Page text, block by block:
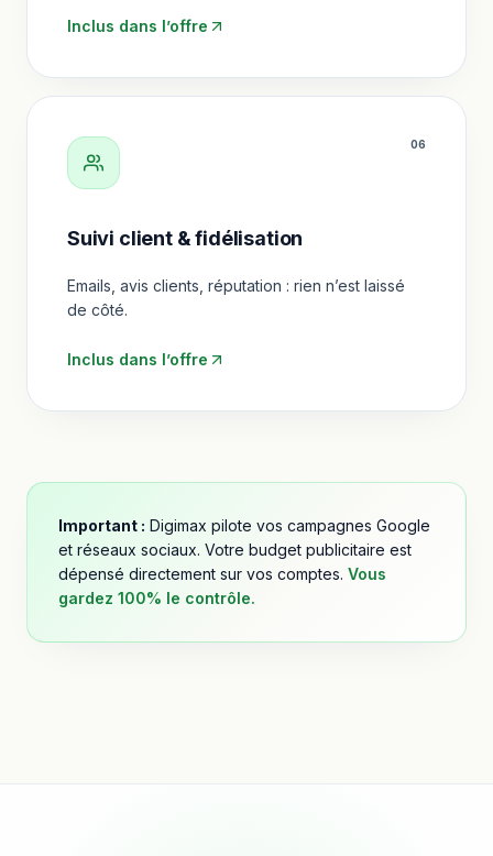
Inclus dans l’offre
06
Suivi client & fidélisation
Emails, avis clients, réputation : rien n’est laissé
de côté.
Inclus dans l’offre
Important : Digimax pilote vos campagnes Google
et réseaux sociaux. Votre budget publicitaire est
dépensé directement sur vos comptes. Vous
gardez 100% le contrôle.